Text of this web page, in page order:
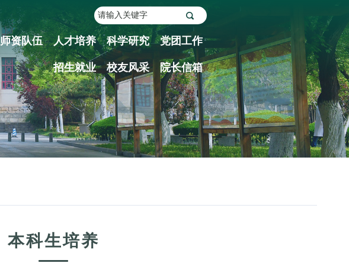
师资队伍 人才培养 科学研究 党团工作
招生就业 校友风采 院长信箱
本科生培养